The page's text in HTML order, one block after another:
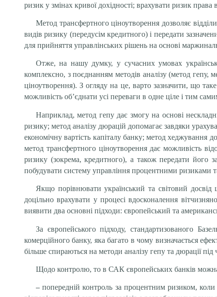
ризик у змінах кривої дохідності; врахувати ризик
Метод трансфертного ціноутворення дозволяє
видів ризику (передусім кредитного) і передати
для прийняття управлінських рішень на основі
Отже, на нашу думку, у сучасних умовах
комплексно, з поєднанням методів аналізу (метод гепу,
ціноутворення). З огляду на це, варто зазначити, що
можливість об’єднати усі переваги в одне ціле і тим
Наприклад, метод гепу дає змогу на основі
ризику; метод аналізу дюрацій допомагає завдяки
економічну вартість капіталу банку; метод хеджування
метод трансфертного ціноутворення дає можливість
ризику (зокрема, кредитного), а також передати його
побудувати систему управління процентними ризиками
Якщо порівнювати український та світовий
доцільно врахувати у процесі вдосконалення
виявити два основні підходи: європейський та
За європейського підходу, стандартизованого
комерційного банку, яка багато в чому визначається
більше спираються на методи аналізу гепу та дюрації
Щодо контролю, то в САК європейських банків
–попередній контроль за процентним ризиком, коли